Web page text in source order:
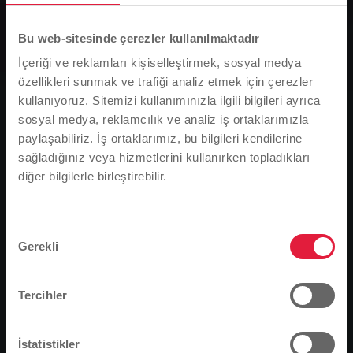
Bu web-sitesinde çerezler kullanılmaktadır
İçeriği ve reklamları kişiselleştirmek, sosyal medya
özellikleri sunmak ve trafiği analiz etmek için çerezler
kullanıyoruz. Sitemizi kullanımınızla ilgili bilgileri ayrıca
sosyal medya, reklamcılık ve analiz iş ortaklarımızla
paylaşabiliriz. İş ortaklarımız, bu bilgileri kendilerine
sağladığınız veya hizmetlerini kullanırken topladıkları
diğer bilgilerle birleştirebilir.
Seçimi
Gerekli
Tercihler
İstatistikler
Giessen Wäldchesfest için 6
numaralı hatta ek seferler
0
You are here:
Ana Sayfa
seferler
18.09.2009
(SWG), Gießen'deki 6 numaralı otobüs güzergahındaki
seferlerini uzatacak. Bunun nedeni Giessen 50'ler
Derneği tarafından düzenlenen Wäldchesfest. Saat
09:51'den 11:51'e kadar 6 numaralı hat her 30 dakikada
Lütfen dikkat
Tarayıcı dilinize bağlı olarak, web sitesinin dilini
Değişim